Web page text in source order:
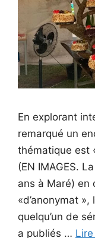
En explorant
remarqué un
thématique est
(EN IMAGES.
ans à Maré) en
«d’anonymat
quelqu’un de
a publiés …